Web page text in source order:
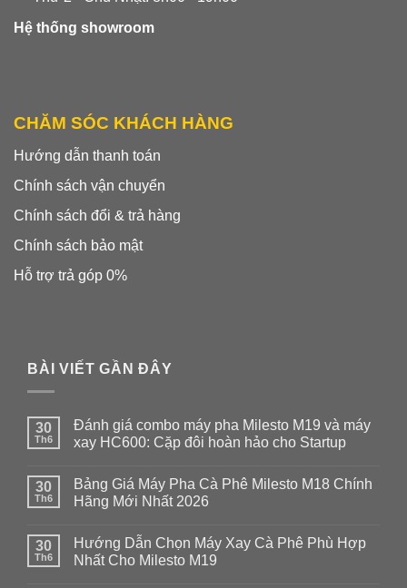
Hệ thống showroom
CHĂM SÓC KHÁCH HÀNG
Hướng dẫn thanh toán
Chính sách vận chuyển
Chính sách đổi & trả hàng
Chính sách bảo mật
Hỗ trợ trả góp 0%
BÀI VIẾT GẦN ĐÂY
30
Th6
Đánh giá combo máy pha Milesto M19 và máy
xay HC600: Cặp đôi hoàn hảo cho Startup
bình
luận
ở
combo
máy
pha
30
Th6
Bảng Giá Máy Pha Cà Phê Milesto M18 Chính
Hãng Mới Nhất 2026
bình
luận
ở
30
Th6
Hướng Dẫn Chọn Máy Xay Cà Phê Phù Hợp
Nhất Cho Milesto M19